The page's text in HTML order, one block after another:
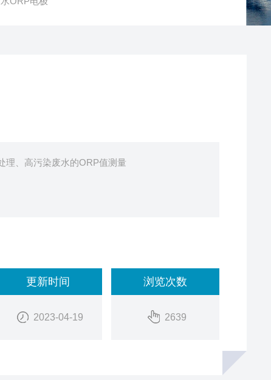
理、高污染废水的ORP值测量
更新时间
2023-04-19
浏览次数
2639